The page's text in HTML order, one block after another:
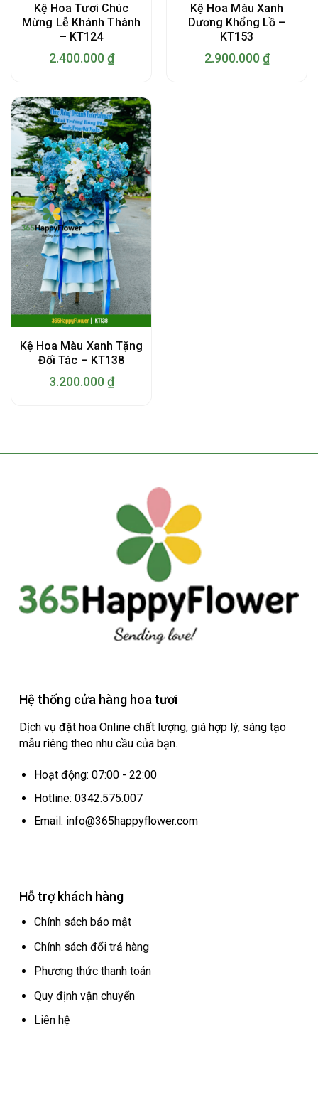
Kệ Hoa Tươi Chúc
Mừng Lễ Khánh Thành
– KT124
2.400.000 ₫
Kệ Hoa Màu Xanh
Dương Khổng Lồ –
KT153
2.900.000 ₫
Kệ Hoa Màu Xanh Tặng
Đối Tác – KT138
3.200.000 ₫
Hệ thống cửa hàng hoa tươi
Dịch vụ đặt hoa Online chất lượng, giá hợp lý, sáng tạo
mẫu riêng theo nhu cầu của bạn.
Hoạt động: 07:00 - 22:00
Hotline: 0342.575.007
Email: info@365happyflower.com
Hỗ trợ khách hàng
Chính sách bảo mật
Chính sách đổi trả hàng
Phương thức thanh toán
Quy định vận chuyển
Liên hệ